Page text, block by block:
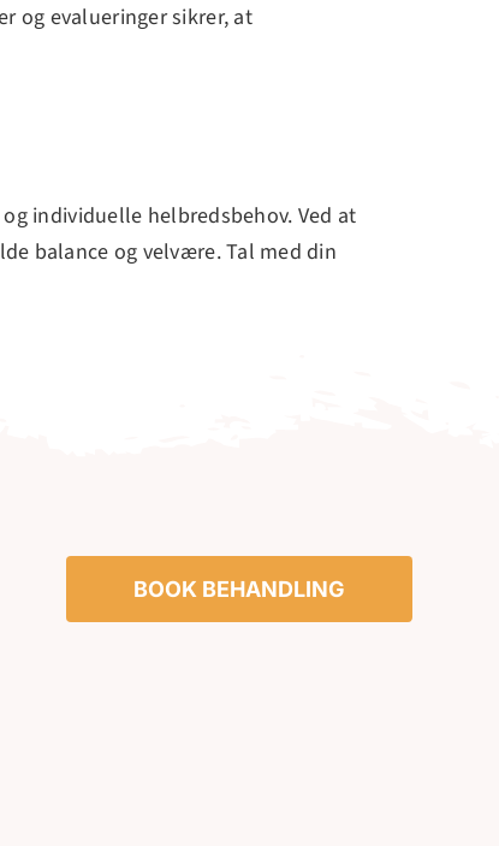
og evalueringer sikrer, at
individuelle helbredsbehov. Ved at
balance og velvære. Tal med din
BOOK BEHANDLING